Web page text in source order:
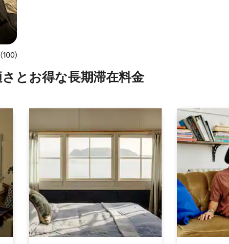
100件、5つ星中4.99つ星の平均評価
とお⁠得⁠な長⁠期⁠滞⁠在料⁠金